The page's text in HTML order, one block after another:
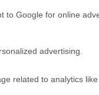
to Google for online
advertising.
related to analytics
τα
στρέφονται